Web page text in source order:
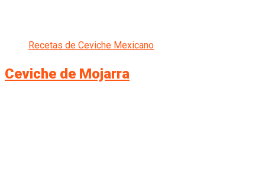
Recetas de Ceviche Mexicano
Ceviche de Mojarra